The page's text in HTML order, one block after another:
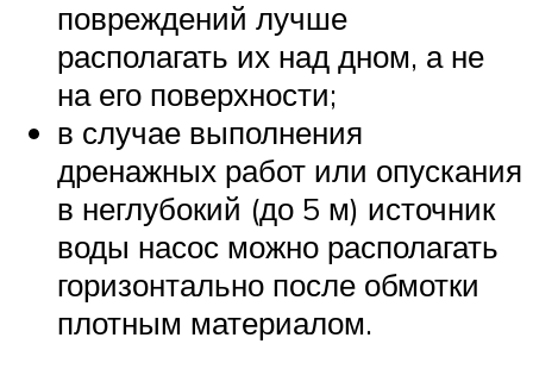
повреждений лучше
располагать их над дном, а не
на его поверхности;
в случае выполнения
дренажных работ или опускания
в неглубокий (до 5 м) источник
воды насос можно располагать
горизонтально после обмотки
плотным материалом.